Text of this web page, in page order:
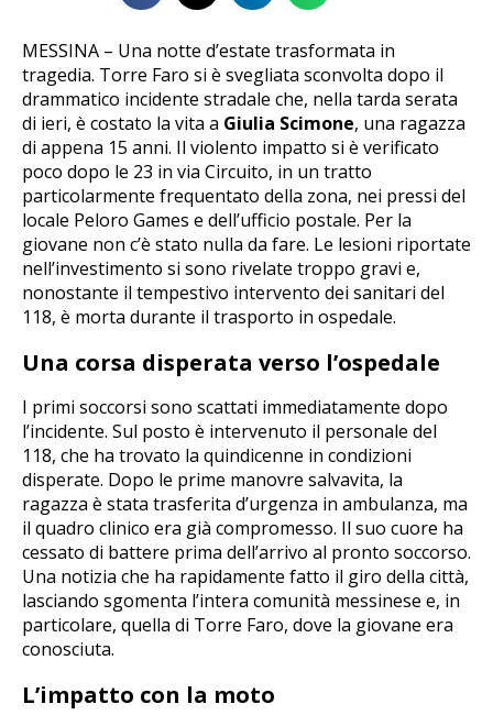
MESSINA – Una notte d’estate trasformata in
tragedia. Torre Faro si è svegliata sconvolta dopo il
drammatico incidente stradale che, nella tarda serata
di ieri, è costato la vita a Giulia Scimone, una ragazza
di appena 15 anni. Il violento impatto si è verificato
poco dopo le 23 in via Circuito, in un tratto
particolarmente frequentato della zona, nei pressi del
locale Peloro Games e dell’ufficio postale. Per la
giovane non c’è stato nulla da fare. Le lesioni riportate
nell’investimento si sono rivelate troppo gravi e,
nonostante il tempestivo intervento dei sanitari del
118, è morta durante il trasporto in ospedale.
Una corsa disperata verso l’ospedale
I primi soccorsi sono scattati immediatamente dopo
l’incidente. Sul posto è intervenuto il personale del
118, che ha trovato la quindicenne in condizioni
disperate. Dopo le prime manovre salvavita, la
ragazza è stata trasferita d’urgenza in ambulanza, ma
il quadro clinico era già compromesso. Il suo cuore ha
cessato di battere prima dell’arrivo al pronto soccorso.
Una notizia che ha rapidamente fatto il giro della città,
lasciando sgomenta l’intera comunità messinese e, in
particolare, quella di Torre Faro, dove la giovane era
conosciuta.
L’impatto con la moto